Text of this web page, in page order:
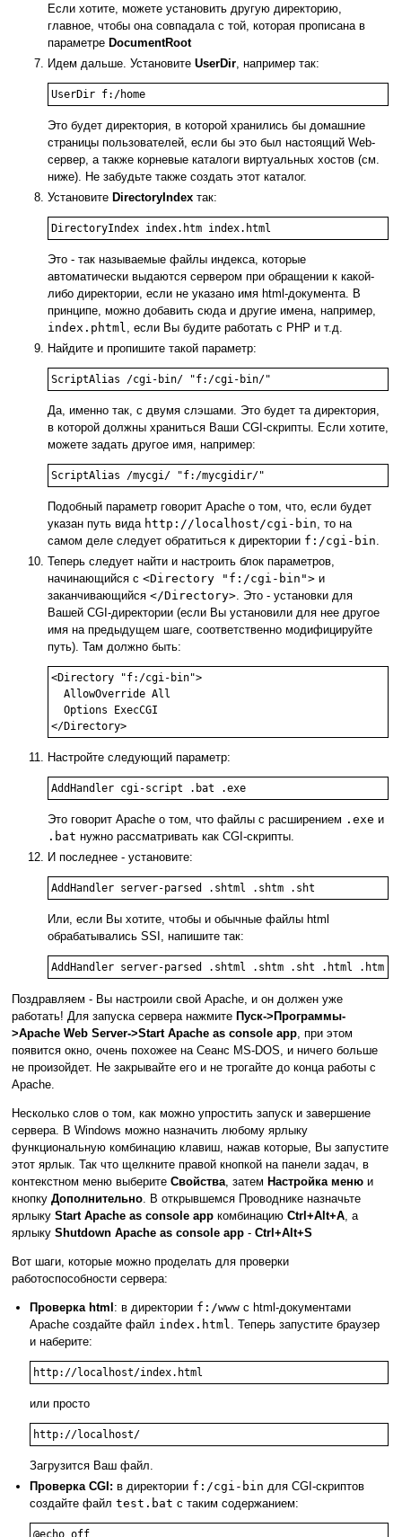
Если хотите, можете установить другую директорию,
главное, чтобы она совпадала с той, которая прописана в
параметре DocumentRoot
Идем дальше. Установите UserDir, например так:
UserDir f:/home
Это будет директория, в которой хранились бы домашние
страницы пользователей, если бы это был настоящий Web-
сервер, а также корневые каталоги виртуальных хостов (см.
ниже). Не забудьте также создать этот каталог.
Установите DirectoryIndex так:
DirectoryIndex index.htm index.html
Это - так называемые файлы индекса, которые
автоматически выдаются сервером при обращении к какой-
либо директории, если не указано имя html-документа. В
принципе, можно добавить сюда и другие имена, например,
index.phtml, если Вы будите работать с PHP и т.д.
Найдите и пропишите такой параметр:
ScriptAlias /cgi-bin/ "f:/cgi-bin/"
Да, именно так, с двумя слэшами. Это будет та директория,
в которой должны храниться Ваши CGI-скрипты. Если хотите,
можете задать другое имя, например:
ScriptAlias /mycgi/ "f:/mycgidir/"
Подобный параметр говорит Apache о том, что, если будет
указан путь вида http://localhost/cgi-bin, то на
самом деле следует обратиться к директории f:/cgi-bin.
Теперь следует найти и настроить блок параметров,
начинающийся с <Directory "f:/cgi-bin"> и
заканчивающийся </Directory>. Это - установки для
Вашей CGI-директории (если Вы установили для нее другое
имя на предыдущем шаге, соответственно модифицируйте
путь). Там должно быть:
<Directory "f:/cgi-bin">
  AllowOverride All
  Options ExecCGI
</Directory>
Настройте следующий параметр:
AddHandler cgi-script .bat .exe
Это говорит Apache о том, что файлы с расширением .exe и
.bat нужно рассматривать как CGI-скрипты.
И последнее - установите:
AddHandler server-parsed .shtml .shtm .sht
Или, если Вы хотите, чтобы и обычные файлы html
обрабатывались SSI, напишите так:
AddHandler server-parsed .shtml .shtm .sht .html .htm
Поздравляем - Вы настроили свой Apache, и он должен уже
работать! Для запуска сервера нажмите Пуск->Программы-
>Apache Web Server->Start Apache as console app, при этом
появится окно, очень похожее на Сеанс MS-DOS, и ничего больше
не произойдет. Не закрывайте его и не трогайте до конца работы с
Apache.
Несколько слов о том, как можно упростить запуск и завершение
сервера. В Windows можно назначить любому ярлыку
функциональную комбинацию клавиш, нажав которые, Вы запустите
этот ярлык. Так что щелкните правой кнопкой на панели задач, в
контекстном меню выберите Свойства, затем Настройка меню и
кнопку Дополнительно. В открывшемся Проводнике назначьте
ярлыку Start Apache as console app комбинацию Ctrl+Alt+A, а
ярлыку Shutdown Apache as console app - Ctrl+Alt+S
Вот шаги, которые можно проделать для проверки
работоспособности сервера:
Проверка html : в директории f:/www с html-документами
Apache создайте файл index.html. Теперь запустите браузер
и наберите:
http://localhost/index.html
или просто
http://localhost/
Загрузится Ваш файл.
Проверка CGI: в директории f:/cgi-bin для CGI-скриптов
создайте файл test.bat с таким содержанием:
@echo off